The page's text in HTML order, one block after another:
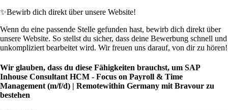
✨Bewirb dich direkt über unsere Website!
Wenn du eine passende Stelle gefunden hast, bewirb dich direkt über
unsere Website. So stellst du sicher, dass deine Bewerbung schnell und
unkompliziert bearbeitet wird. Wir freuen uns darauf, von dir zu hören!
Wir glauben, dass du diese Fähigkeiten brauchst, um SAP
Inhouse Consultant HCM - Focus on Payroll & Time
Management (m/f/d) | Remotewithin Germany mit Bravour zu
bestehen